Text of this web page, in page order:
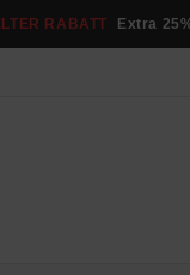
RABATT Extra